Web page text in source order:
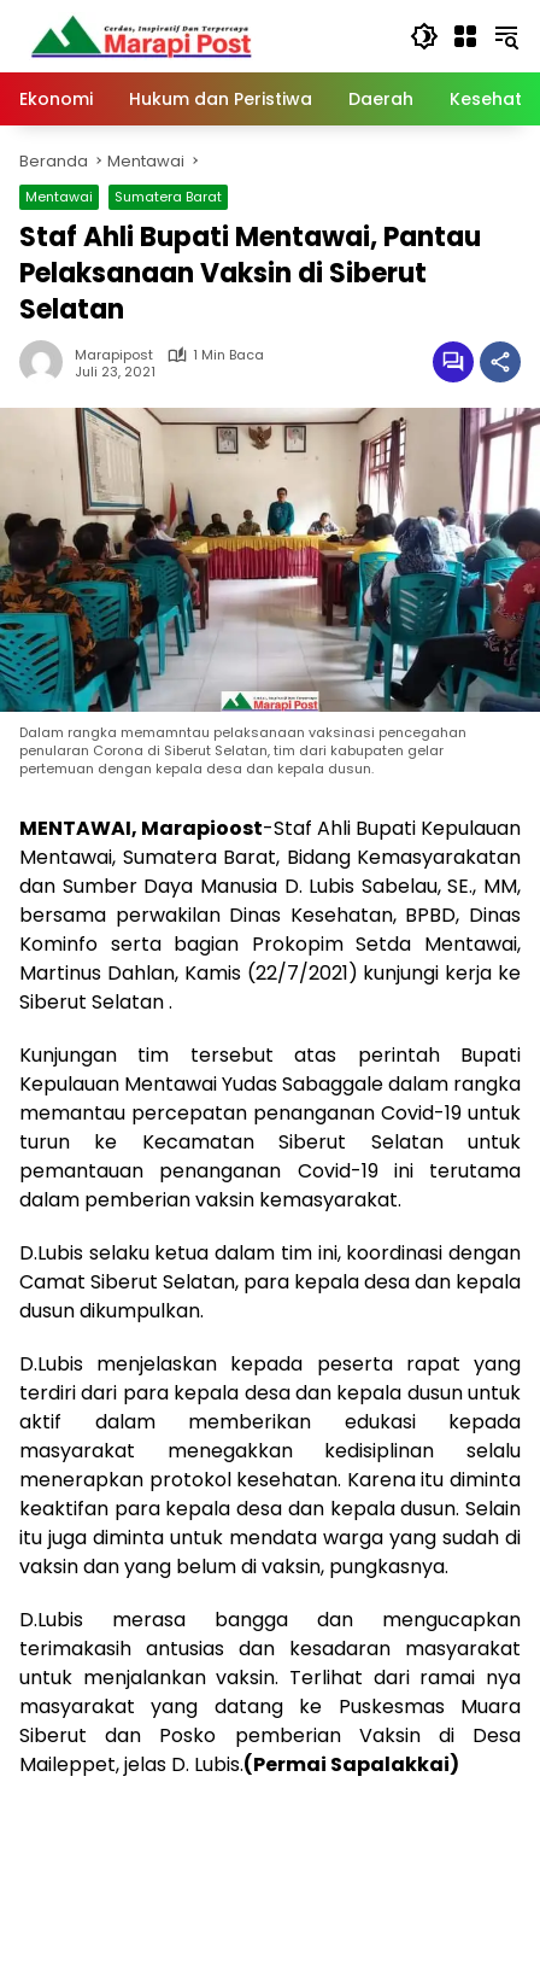
Langsung
konten
Ekonomi
Hukum dan Peristiwa Daerah
Beranda Mentawai
Mentawai Sumatera Barat
Staf Ahli Bupati Mentawai, Pantau
Pelaksanaan Vaksin di Siberut
Selatan
Marapipost
1 Min Baca
Juli 23, 2021
Dalam rangka memamntau pelaksanaan vaksinasi pencegahan
penularan Corona di Siberut Selatan, tim dari kabupaten gelar
pertemuan dengan kepala desa dan kepala dusun.
MENTAWAI, Marapioost-Staf Ahli Bupati Kepulauan
Mentawai, Sumatera Barat, Bidang Kemasyarakatan
dan Sumber Daya Manusia D. Lubis Sabelau, SE., MM,
bersama perwakilan Dinas Kesehatan, BPBD, Dinas
Kominfo serta bagian Prokopim Setda Mentawai,
Martinus Dahlan, Kamis (22/7/2021) kunjungi kerja ke
Siberut Selatan .
Kunjungan tim tersebut atas perintah Bupati
Kepulauan Mentawai Yudas Sabaggale dalam rangka
memantau percepatan penanganan Covid-19 untuk
turun ke Kecamatan Siberut Selatan untuk
pemantauan penanganan Covid-19 ini terutama
dalam pemberian vaksin kemasyarakat.
D.Lubis selaku ketua dalam tim ini, koordinasi dengan
Camat Siberut Selatan, para kepala desa dan kepala
dusun dikumpulkan.
D.Lubis menjelaskan kepada peserta rapat yang
terdiri dari para kepala desa dan kepala dusun untuk
aktif dalam memberikan edukasi kepada
masyarakat menegakkan kedisiplinan selalu
menerapkan protokol kesehatan. Karena itu diminta
keaktifan para kepala desa dan kepala dusun. Selain
itu juga diminta untuk mendata warga yang sudah di
vaksin dan yang belum di vaksin, pungkasnya.
D.Lubis merasa bangga dan mengucapkan
terimakasih antusias dan kesadaran masyarakat
untuk menjalankan vaksin. Terlihat dari ramai nya
masyarakat yang datang ke Puskesmas Muara
Siberut dan Posko pemberian Vaksin di Desa
Maileppet, jelas D. Lubis.(Permai Sapalakkai)